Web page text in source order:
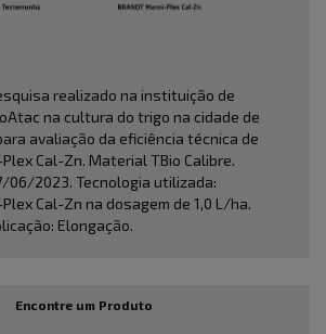
realizado na instituição de
na cultura do trigo na cidade de
avaliação da eficiência técnica de
Plex Cal-Zn. Material TBio Calibre.
06/2023. Tecnologia utilizada:
Cal-Zn na dosagem de 1,0 L/ha.
Elongação.
Encontre um Produto